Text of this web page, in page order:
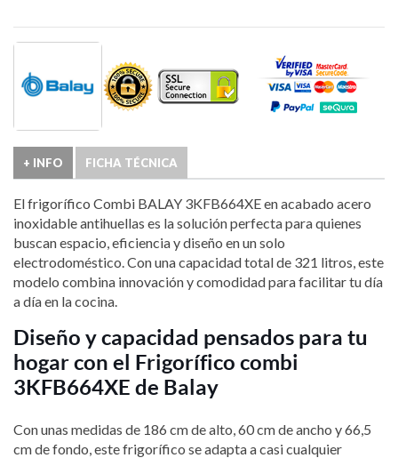
+ INFO FICHA TÉCNICA
El frigorífico Combi BALAY 3KFB664XE en acabado acero
inoxidable antihuellas es la solución perfecta para quienes
buscan espacio, eficiencia y diseño en un solo
electrodoméstico. Con una capacidad total de 321 litros, este
modelo combina innovación y comodidad para facilitar tu día
a día en la cocina.
Diseño y capacidad pensados para tu
hogar con el Frigorífico combi
3KFB664XE de Balay
Con unas medidas de 186 cm de alto, 60 cm de ancho y 66,5
cm de fondo, este frigorífico se adapta a casi cualquier